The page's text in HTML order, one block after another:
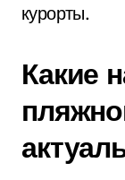
курорты.
Какие